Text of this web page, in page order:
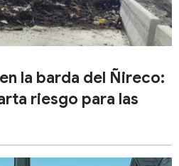
la barda del Ñireco:
riesgo para las